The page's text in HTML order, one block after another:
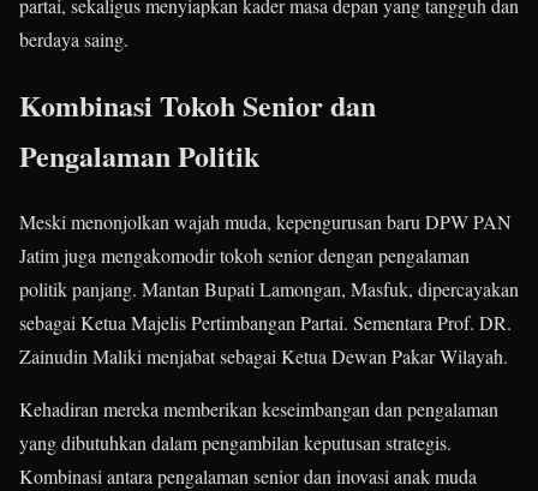
partai, sekaligus menyiapkan kader masa depan yang tangguh dan
berdaya saing.
Kombinasi Tokoh Senior dan
Pengalaman Politik
Meski menonjolkan wajah muda, kepengurusan baru DPW PAN
Jatim juga mengakomodir tokoh senior dengan pengalaman
politik panjang. Mantan Bupati Lamongan, Masfuk, dipercayakan
sebagai Ketua Majelis Pertimbangan Partai. Sementara Prof. DR.
Zainudin Maliki menjabat sebagai Ketua Dewan Pakar Wilayah.
Kehadiran mereka memberikan keseimbangan dan pengalaman
yang dibutuhkan dalam pengambilan keputusan strategis.
Kombinasi antara pengalaman senior dan inovasi anak muda